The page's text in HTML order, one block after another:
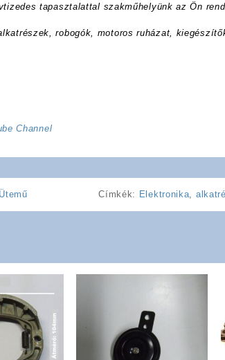
tapasztalattal szakműhelyünk az Ön
robogók, motoros ruházat,
Channel
Címkék: Elektronika